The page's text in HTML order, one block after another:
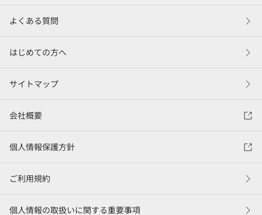
よくある質問
はじめての方へ
サイトマップ
会社概要
個人情報保護方針
ご利用規約
個人情報の取扱いに関する重要事項